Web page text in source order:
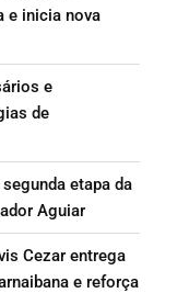
e inicia nova
e
de
etapa da
Aguiar
Cezar entrega
e reforça